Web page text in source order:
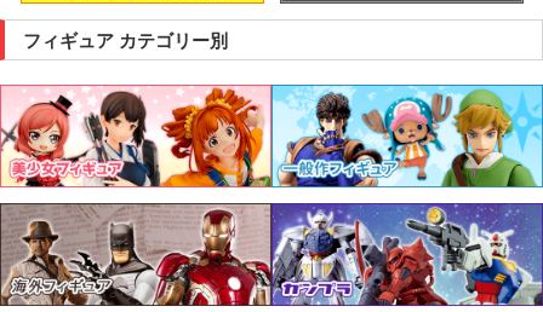
フィギュア カテゴリー別